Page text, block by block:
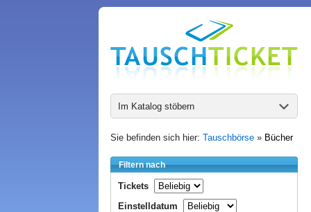
Im Katalog stöbern
Sie befinden sich hier: Tauschbörse » Bücher
Filtern nach
Tickets
Einstelldatum